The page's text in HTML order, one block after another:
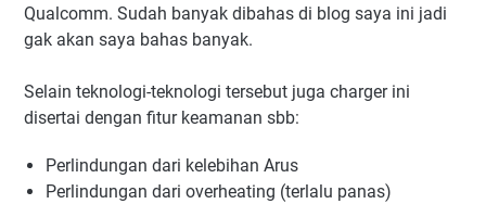
Qualcomm. Sudah banyak dibahas di blog saya ini jadi
gak akan saya bahas banyak.
Selain teknologi-teknologi tersebut juga charger ini
disertai dengan fitur keamanan sbb:
Perlindungan dari kelebihan Arus
Perlindungan dari overheating (terlalu panas)